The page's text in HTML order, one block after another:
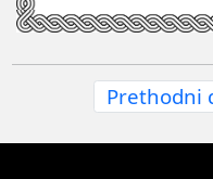
Prethodni